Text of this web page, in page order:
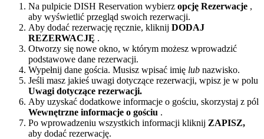
Na pulpicie DISH Reservation wybierz opcję Rezerwacje ,
aby wyświetlić przegląd swoich rezerwacji.
Aby dodać rezerwację ręcznie, kliknij DODAJ
REZERWACJĘ .
Otworzy się nowe okno, w którym możesz wprowadzić
podstawowe dane rezerwacji.
Wypełnij dane gościa. Musisz wpisać imię lub nazwisko.
Jeśli masz jakieś uwagi dotyczące rezerwacji, wpisz je w polu
Uwagi dotyczące rezerwacji.
Aby uzyskać dodatkowe informacje o gościu, skorzystaj z pól
Wewnętrzne informacje o gościu .
Po wprowadzeniu wszystkich informacji kliknij ZAPISZ,
aby dodać rezerwację.